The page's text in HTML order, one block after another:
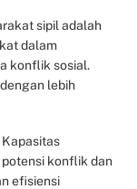
sipil adalah
dalam
konflik sosial.
lebih
konflik dan
efisiensi